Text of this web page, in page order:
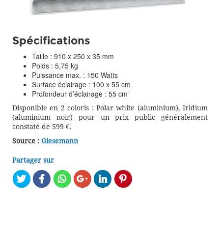
Spécifications
Taille : 910 x 250 x 35 mm
Poids : 5,75 kg
Puissance max. : 150 Watts
Surface éclairage : 100 x 55 cm
Profondeur d’éclairage : 55 cm
Disponible en 2 coloris : Polar white (aluminium), Iridium
(aluminium noir) pour un prix public généralement
constaté de 599 €.
Source : Giesemann
Partager sur